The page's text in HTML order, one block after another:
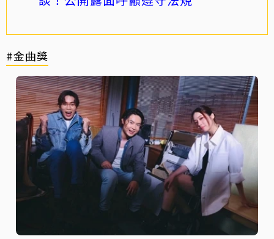
#金曲獎